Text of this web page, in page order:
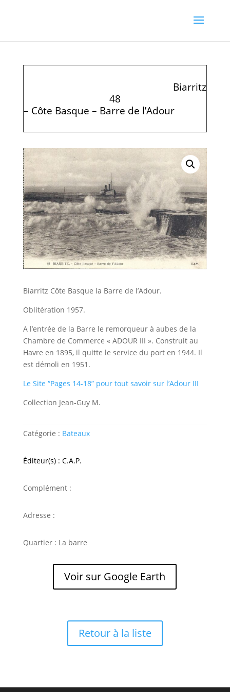
Biarritz
48
– Côte Basque – Barre de l’Adour
Biarritz Côte Basque la Barre de l’Adour.
Oblitération 1957.
A l’entrée de la Barre le remorqueur à aubes de la
Chambre de Commerce « ADOUR III ». Construit au
Havre en 1895, il quitte le service du port en 1944. Il
est démoli en 1951.
Le Site “Pages 14-18” pour tout savoir sur l’Adour III
Collection Jean-Guy M.
Catégorie : Bateaux
Éditeur(s) : C.A.P.
Complément :
Adresse :
Quartier : La barre
Voir sur Google Earth
Retour à la liste